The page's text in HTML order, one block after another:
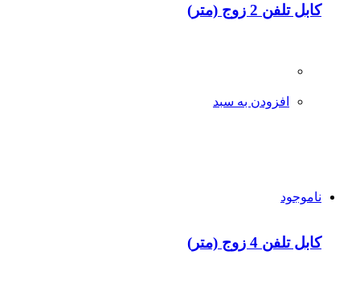
کابل تلفن 2 زوج (متر)
افزودن به سبد
ناموجود
کابل تلفن 4 زوج (متر)